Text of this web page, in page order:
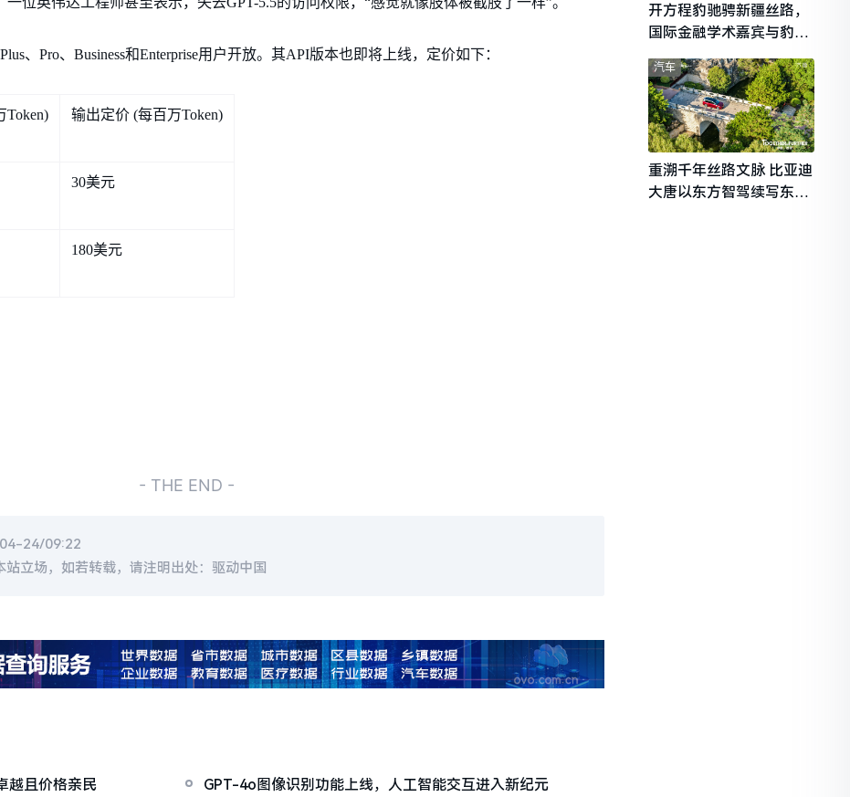
、Pro、Business和Enterprise用户开放。其API版本也即将上线，定价如下：
Token) 输出定价 (每百万Token)
30美元
180美元
- THE END -
24/09:22
立场，如若转载，请注明出处：驱动中国
越且价格亲民 GPT-4o图像识别功能上线，人工智能交互进入新纪元
开方程豹驰骋新疆丝路，
国际金融学术嘉宾与豹友
共赴山海热爱
重溯千年丝路文脉 比亚迪
大唐以东方智驾续写东西
汽车